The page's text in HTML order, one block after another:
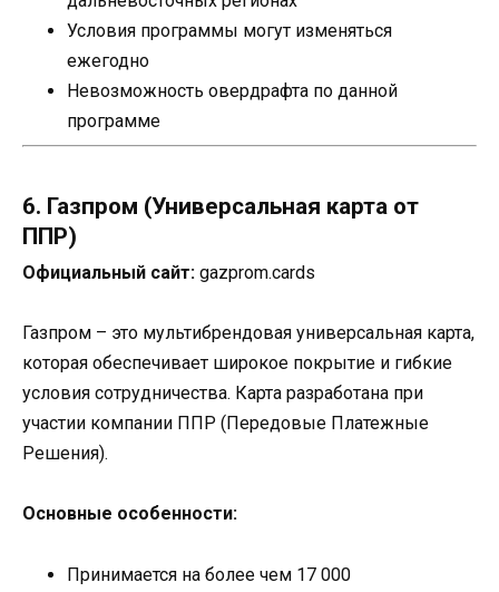
Условия программы могут изменяться
ежегодно
Невозможность овердрафта по данной
программе
6. Газпром (Универсальная карта от
ППР)
Официальный сайт: gazprom.cards
Газпром – это мультибрендовая универсальная карта,
которая обеспечивает широкое покрытие и гибкие
условия сотрудничества. Карта разработана при
участии компании ППР (Передовые Платежные
Решения).
Основные особенности:
Принимается на более чем 17 000